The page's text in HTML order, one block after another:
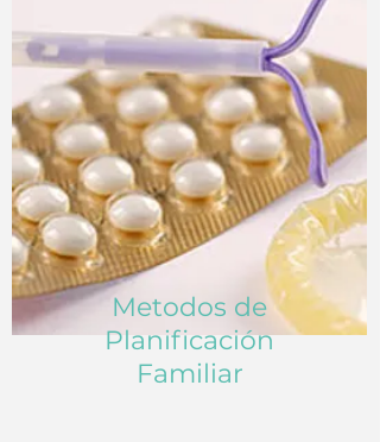
Metodos de
Planificación
Familiar